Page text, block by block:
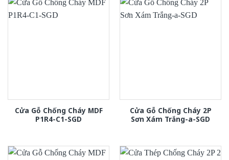
Cửa Gỗ Chống Cháy MDF
P1R4-C1-SGD
Cửa Gỗ Chống Cháy 2P
Sơn Xám Trắng-a-SGD